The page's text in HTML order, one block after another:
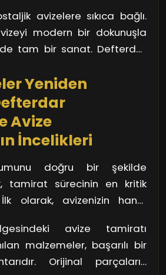
bütün melodi kaybolur. İşte
kaybolmuş müziği
maestro gibi.
hatta eski avizelerin
kadar birçok farklı işlem
yıllar önce yapılmış bir
bir güzellik yatıyor. Bu
açığa çıkarmak için adeta
avizelere sıkıca bağlı.
modern bir dokunuşla
tam bir sanat. Defterdar
modern teknolojiyi
hem geçmişe hem de
kuruyor. Avizenizi baştan
hangi süreçlerden
misin? Bu deneyim,
işlemi değil, aynı zamanda
Yeniden
Avize
İncelikleri
doğru bir şekilde
tamirat sürecinin en kritik
olarak, avizenizin hangi
olup olmadığını kontrol
bir parça, avizenizin genel
Gerekirse fotoğraflarını
avize tamiratı
malzemeler, başarılı bir
Orijinal parçaların